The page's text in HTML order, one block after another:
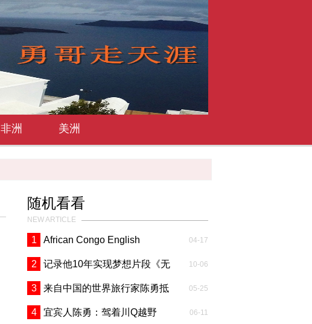
非洲 美洲
随机看看
NEW ARTICLE
1
African Congo English
04-17
2
记录他10年实现梦想片段《无
10-06
3
来自中国的世界旅行家陈勇抵
05-25
4
宜宾人陈勇：驾着川Q越野
06-11